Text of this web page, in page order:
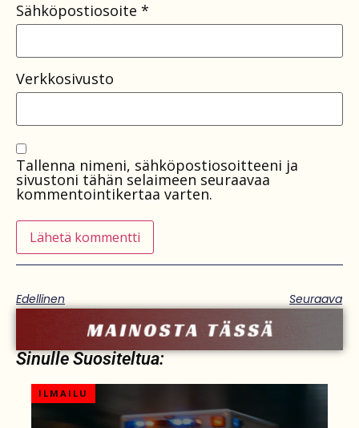
Sähköpostiosoite *
Verkkosivusto
Tallenna nimeni, sähköpostiosoitteeni ja
sivustoni tähän selaimeen seuraavaa
kommentointikertaa varten.
Edellinen Seuraava
Sinulle Suositeltua:
ILMAILU